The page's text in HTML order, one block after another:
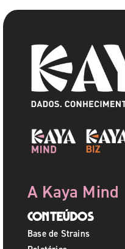
A Kaya Mind
Conteúdos
Base de Strains